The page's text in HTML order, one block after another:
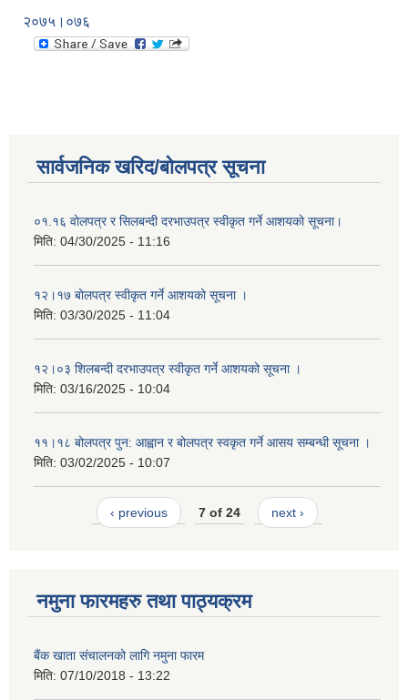
२०७५।०७६
सार्वजनिक खरिद/बोलपत्र सूचना
०१.१६ वोलपत्र र सिलबन्दी दरभाउपत्र स्वीकृत गर्ने आशयको सूचना।
मिति: 04/30/2025 - 11:16
१२।१७ बोलपत्र स्वीकृत गर्ने आशयको सूचना ।
मिति: 03/30/2025 - 11:04
१२।०३ शिलबन्दी दरभाउपत्र स्वीकृत गर्ने आशयको सूचना ।
मिति: 03/16/2025 - 10:04
११।१८ बोलपत्र पुन: आह्वान र बोलपत्र स्वकृत गर्ने आसय सम्बन्धी सूचना ।
मिति: 03/02/2025 - 10:07
‹ previous 7 of 24 next ›
नमुना फारमहरु तथा पाठ्यक्रम
बैंक खाता संचालनको लागि नमुना फारम
मिति: 07/10/2018 - 13:22